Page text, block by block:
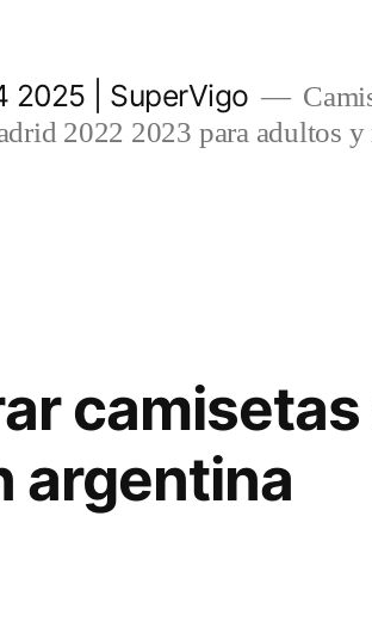
2025 | SuperVigo
2022 2023 para adultos
argentina